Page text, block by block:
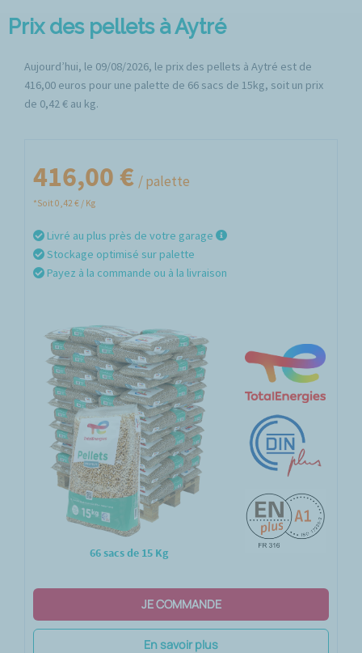
Prix des pellets à Aytré
Aujourd’hui, le 09/08/2026, le prix des pellets à Aytré est de
416,00 euros pour une palette de 66 sacs de 15kg, soit un prix
de 0,42 € au kg.
66 sacs de 15 Kg
416,00 € / palette
*Soit 0,42 € / Kg
Livré au plus près de votre garage
Stockage optimisé sur palette
Payez à la commande ou à la livraison
JE COMMANDE
En savoir plus